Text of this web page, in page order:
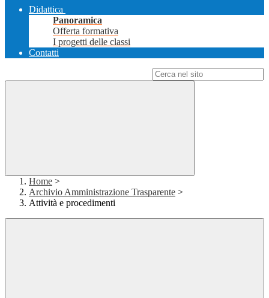
Didattica
Panoramica
Offerta formativa
I progetti delle classi
Contatti
Home >
Archivio Amministrazione Trasparente >
Attività e procedimenti